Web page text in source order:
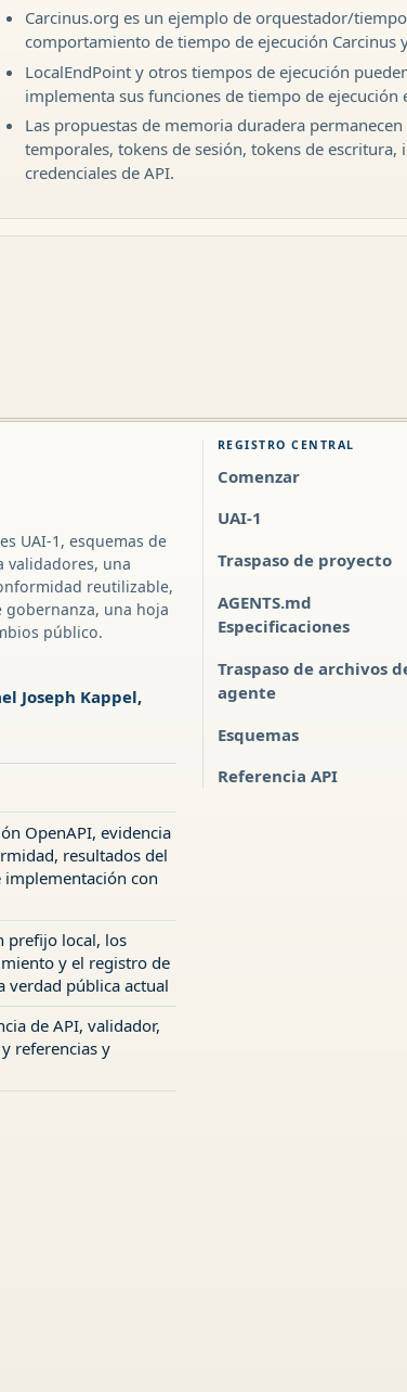
Carcinus.org es un ejemplo de orquestador/
comportamiento de tiempo de ejecución Carcinus
LocalEndPoint y otros tiempos de ejecución
implementa sus funciones de tiempo de ejecución
Las propuestas de memoria duradera
temporales, tokens de sesión, tokens de
credenciales de API.
UAI-1, esquemas de
validadores, una
reutilizable,
una hoja
público.
Joseph Kappel,
OpenAPI, evidencia
resultados del
con
prefijo local, los
y el registro de
verdad pública actual
de API, validador,
referencias y
REGISTRO CENTRAL
Comenzar
UAI-1
Traspaso de proyecto
AGENTS.md
Especificaciones
Traspaso de archivos
agente
Esquemas
Referencia API